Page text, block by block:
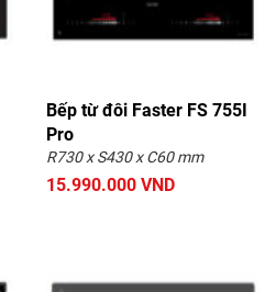
Bếp từ đôi Faster FS 755I
Pro
R730 x S430 x C60 mm
15.990.000 VND